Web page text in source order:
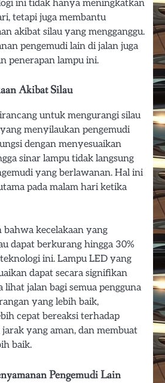
ini tidak hanya meningkatkan
tetapi juga membantu
akibat silau yang mengganggu.
pengemudi lain di jalan juga
penerapan lampu ini.
Akibat Silau
untuk mengurangi silau
menyilaukan pengemudi
dengan menyesuaikan
sinar lampu tidak langsung
yang berlawanan. Hal ini
pada malam hari ketika
kecelakaan yang
dapat berkurang hingga 30%
ini. Lampu LED yang
dapat secara signifikan
jalan bagi semua pengguna
yang lebih baik,
cepat bereaksi terhadap
yang aman, dan membuat
baik.
Pengemudi Lain